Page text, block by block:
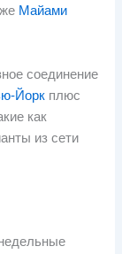
Майами
соединение
Йорк плюс
как
из сети